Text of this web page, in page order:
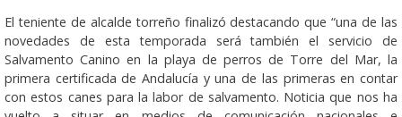
El teniente de alcalde torreño finalizó destacando que “una de las
novedades de esta temporada será también el servicio de
Salvamento Canino en la playa de perros de Torre del Mar, la
primera certificada de Andalucía y una de las primeras en contar
con estos canes para la labor de salvamento. Noticia que nos ha